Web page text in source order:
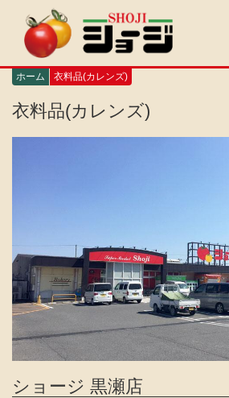
ン ホーム 衣料品(カレンズ)
衣料品(カレンズ)
ショージ 黒瀬店